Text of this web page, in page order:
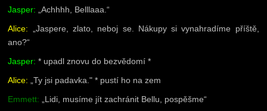
Jasper: „Achhhh, Belllaaa.“
Alice: „Jaspere, zlato, neboj se. Nákupy si vynahradíme příště,
ano?“
Jasper:* upadl znovu do bezvědomí *
Alice: „Ty jsi padavka." * pustí ho na zem
Emmett: „Lidi, musíme jít zachránit Bellu, pospěšme“